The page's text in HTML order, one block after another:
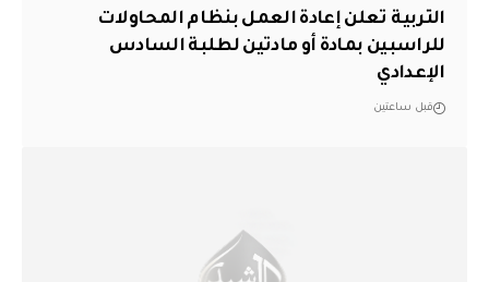
التربية تعلن إعادة العمل بنظام المحاولات
للراسبين بمادة أو مادتين لطلبة السادس
الإعدادي
قبل ساعتين